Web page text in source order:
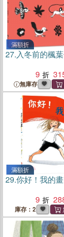
滿額折
27.入冬前的楓
9
無庫存
滿額折
29.你好！我的畫
9
庫存：2